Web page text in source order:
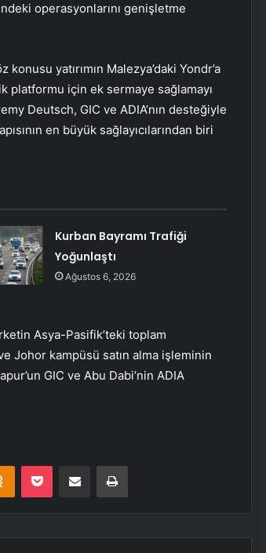
operasyonlarını genişletme
yatırımın Malezya’daki Yondr’a
platformu için ek sermaye sağlamayı
Deutsch, GIC ve ADIA’nın desteğiyle
en büyük sağlayıcılarından biri
Kurban Bayramı Trafiği
Yoğunlaştı
Ağustos 6, 2026
Asya-Pasifik’teki toplam
Johor kampüsü satın alma işleminin
GIC ve Abu Dabi’nin ADIA
Odnoklassniki
Pocket E-Posta ile paylaş Yazdır